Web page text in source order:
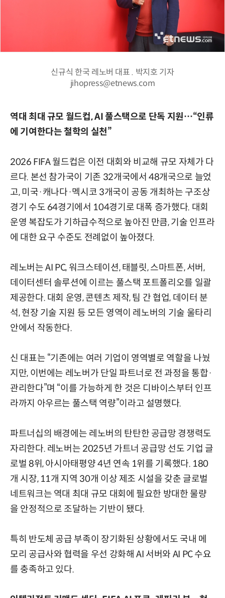
신규식 한국 레노버 대표 . 박지호 기자
jihopress@etnews.com
역대 최대 규모 월드컵, AI 풀스택으로 단독 지원…“인류
에 기여한다는 철학의 실천”
2026 FIFA 월드컵은 이전 대회와 비교해 규모 자체가 다
르다. 본선 참가국이 기존 32개국에서 48개국으로 늘었
고, 미국·캐나다·멕시코 3개국이 공동 개최하는 구조상
경기 수도 64경기에서 104경기로 대폭 증가했다. 대회
운영 복잡도가 기하급수적으로 높아진 만큼, 기술 인프라
에 대한 요구 수준도 전례없이 높아졌다.
레노버는 AI PC, 워크스테이션, 태블릿, 스마트폰, 서버,
데이터센터 솔루션에 이르는 풀스택 포트폴리오를 일괄
제공한다. 대회 운영, 콘텐츠 제작, 팀 간 협업, 데이터 분
석, 현장 기술 지원 등 모든 영역이 레노버의 기술 울타리
안에서 작동한다.
신 대표는 “기존에는 여러 기업이 영역별로 역할을 나눴
지만, 이번에는 레노버가 단일 파트너로 전 과정을 통합·
관리한다”며 “이를 가능하게 한 것은 디바이스부터 인프
라까지 아우르는 풀스택 역량”이라고 설명했다.
파트너십의 배경에는 레노버의 탄탄한 공급망 경쟁력도
자리한다. 레노버는 2025년 가트너 공급망 선도 기업 글
로벌 8위, 아시아태평양 4년 연속 1위를 기록했다. 180
개 시장, 11개 지역 30개 이상 제조 시설을 갖춘 글로벌
네트워크는 역대 최대 규모 대회에 필요한 방대한 물량
을 안정적으로 조달하는 기반이 됐다.
특히 반도체 공급 부족이 장기화된 상황에서도 국내 메
모리 공급사와 협력을 우선 강화해 AI 서버와 AI PC 수요
를 충족하고 있다.